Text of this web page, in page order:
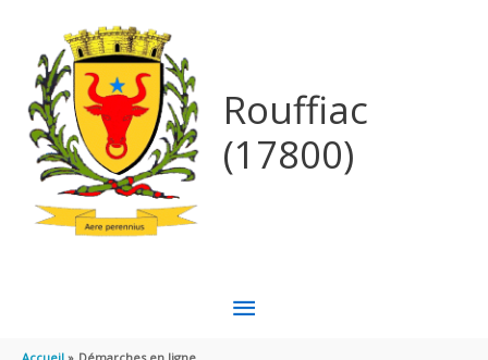
Rouffiac
(17800)
MENU